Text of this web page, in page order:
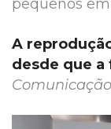
pequenos
A
desde que